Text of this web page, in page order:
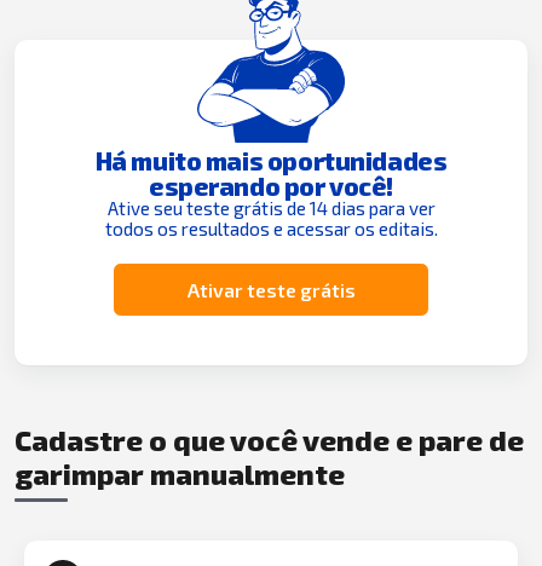
Há muito mais oportunidades
esperando por você!
Ative seu teste grátis de 14 dias para ver
todos os resultados e acessar os editais.
Ativar teste grátis
Cadastre o que você vende e pare de
garimpar manualmente